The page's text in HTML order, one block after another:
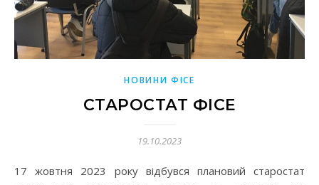
НОВИНИ ФІСЕ
СТАРОСТАТ ФІСЕ
19.10.2023
17 жовтня 2023 року відбувся плановий старостат